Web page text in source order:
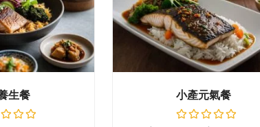
生餐 小產元氣餐